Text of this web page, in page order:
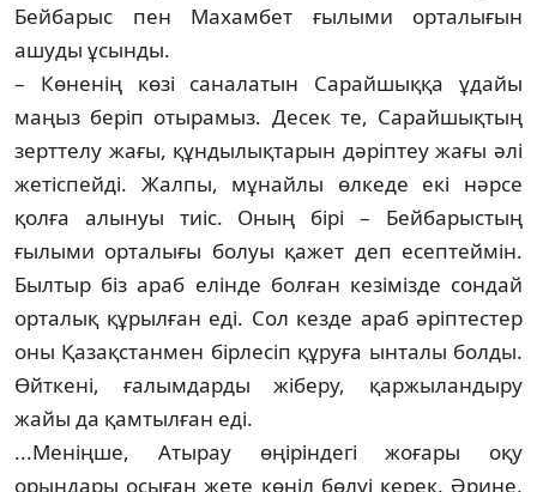
Бейбарыс пен Махамбет ғылыми ор­талығын
ашуды ұсынды.
– Көненің көзі саналатын Сарайшыққа ұдайы
маңыз беріп отырамыз. Десек те, Са­­райшықтың
зерттелу жағы, құн­ды­лық­та­рын дәріптеу жағы әлі
жетіспейді. Жал­пы, мұнайлы өлкеде екі нәрсе
қолға алынуы тиіс. Оның бірі – Бейбарыстың
ғылыми ор­талығы болуы қажет деп есептеймін.
Был­тыр біз араб елінде болған кезімізде сон­дай
орталық құрылған еді. Сол кезде араб әріптестер
оны Қазақстанмен бірлесіп құ­руға ынталы болды.
Өйткені, ғалымдарды жі­беру, қаржыландыру
жайы да қамтылған еді.
...Меніңше, Атырау өңіріндегі жоғары оқу
орындары осыған жете көңіл бөлуі ке­рек. Әрине,